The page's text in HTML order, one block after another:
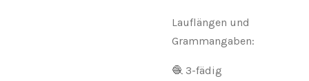
Lauflängen und
Grammangaben:
🧶 3-fädig